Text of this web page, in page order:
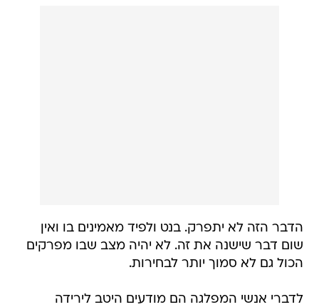
הדבר הזה לא יתפרק. בנט ולפיד מאמינים בו ואין
שום דבר שישנה את זה. לא יהיה מצב שבו מפרקים
הכול גם לא סמוך יותר לבחירות.
לדברי אנשי המפלגה הם מודעים היטב לירידה